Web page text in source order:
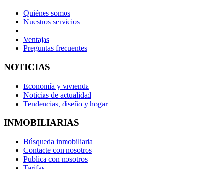
Quiénes somos
Nuestros servicios
Ventajas
Preguntas frecuentes
NOTICIAS
Economía y vivienda
Noticias de actualidad
Tendencias, diseño y hogar
INMOBILIARIAS
Búsqueda inmobiliaria
Contacte con nosotros
Publica con nosotros